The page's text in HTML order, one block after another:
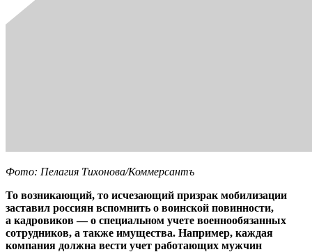
Фото: Пелагия Тихонова/Коммерсантъ
То возникающий, то исчезающий призрак мобилизации
заставил россиян вспомнить о воинской повинности,
а кадровиков — о специальном учете военнообязанных
сотрудников, а также имущества. Например, каждая
компания должна вести учет работающих мужчин